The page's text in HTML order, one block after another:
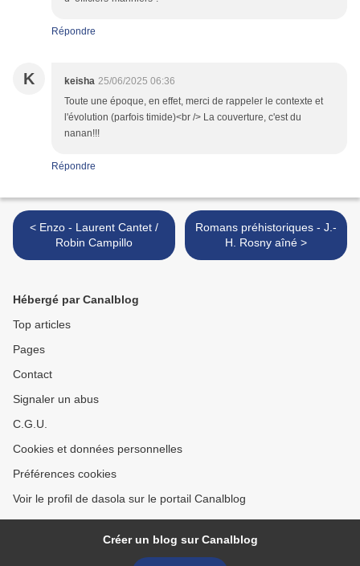
Répondre
K keisha 25/06/2025 06:36
Toute une époque, en effet, merci de rappeler le contexte et
l'évolution (parfois timide)<br /> La couverture, c'est du
nanan!!!
Répondre
< Enzo - Laurent Cantet /
Robin Campillo
Romans préhistoriques - J.-
H. Rosny aîné >
Hébergé par Canalblog
Top articles
Pages
Contact
Signaler un abus
C.G.U.
Cookies et données personnelles
Préférences cookies
Voir le profil de dasola sur le portail Canalblog
Créer un blog sur Canalblog